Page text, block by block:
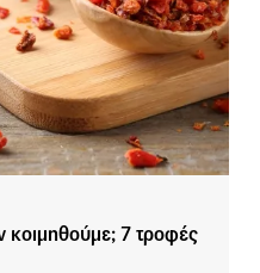
κοιμηθούμε; 7 τροφές